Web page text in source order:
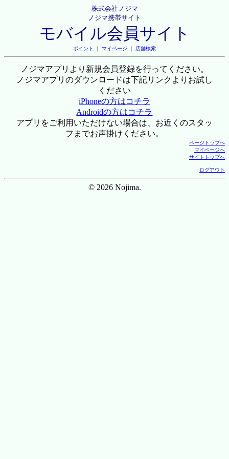
株式会社ノジマ
ノジマ携帯サイト
モバイル会員サイト
ポイント ｜ マイページ ｜ 店舗検索
ノジマアプリより新規会員登録を行ってください。
ノジマアプリのダウンロードは下記リンクよりお試し
ください
iPhoneの方はコチラ
Androidの方はコチラ
アプリをご利用いただけない場合は、お近くのスタッ
フまでお声掛けください。
ページトップへ
マイページへ
サイトトップへ
ログアウト
© 2026 Nojima.